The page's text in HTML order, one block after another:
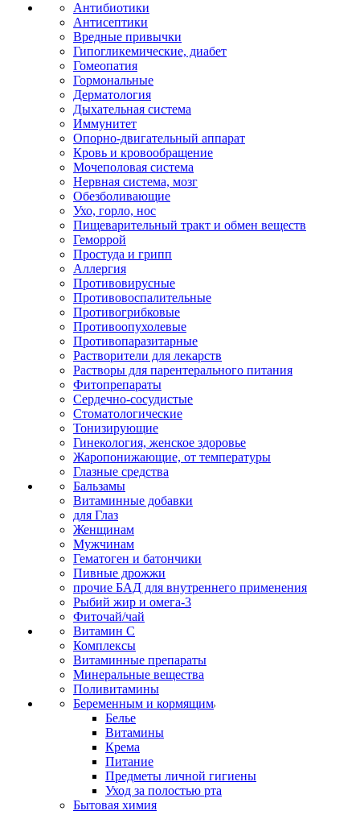
Антибиотики
Антисептики
Вредные привычки
Гипогликемические, диабет
Гомеопатия
Гормональные
Дерматология
Дыхательная система
Иммунитет
Опорно-двигательный аппарат
Кровь и кровообращение
Мочеполовая система
Нервная система, мозг
Обезболивающие
Ухо, горло, нос
Пищеварительный тракт и обмен веществ
Геморрой
Простуда и грипп
Аллергия
Противовирусные
Противовоспалительные
Противогрибковые
Противоопухолевые
Противопаразитарные
Растворители для лекарств
Растворы для парентерального питания
Фитопрепараты
Сердечно-сосудистые
Стоматологические
Тонизирующие
Гинекология, женское здоровье
Жаропонижающие, от температуры
Глазные средства
Бальзамы
Витаминные добавки
для Глаз
Женщинам
Мужчинам
Гематоген и батончики
Пивные дрожжи
прочие БАД для внутреннего применения
Рыбий жир и омега-3
Фиточай/чай
Витамин С
Комплексы
Витаминные препараты
Минеральные вещества
Поливитамины
Беременным и кормящим
Белье
Витамины
Крема
Питание
Предметы личной гигиены
Уход за полостью рта
Бытовая химия